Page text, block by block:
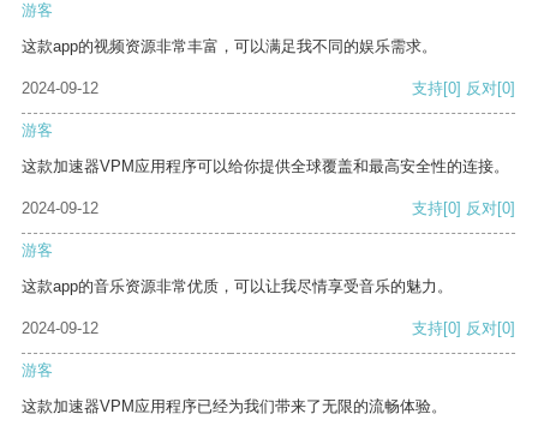
游客
这款app的视频资源非常丰富，可以满足我不同的娱乐需求。
2024-09-12 支持[0] 反对[0]
游客
这款加速器VPM应用程序可以给你提供全球覆盖和最高安全性的连接。
2024-09-12 支持[0] 反对[0]
游客
这款app的音乐资源非常优质，可以让我尽情享受音乐的魅力。
2024-09-12 支持[0] 反对[0]
游客
这款加速器VPM应用程序已经为我们带来了无限的流畅体验。